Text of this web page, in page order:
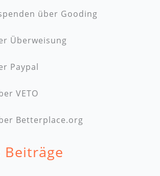
über Gooding
Überweisung
Paypal
VETO
Betterplace.org
Beiträge